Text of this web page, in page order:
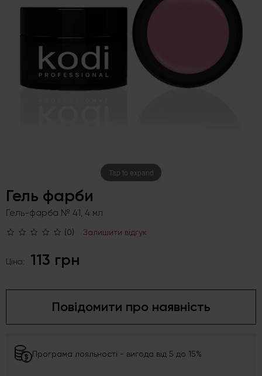
Tap to expand
Гель фарби
Гель-фарба № 41, 4 мл
(0) Залишити відгук
Ціна: 113 грн
Повідомити про наявність
Програма лояльності - вигода від 5 до 15%